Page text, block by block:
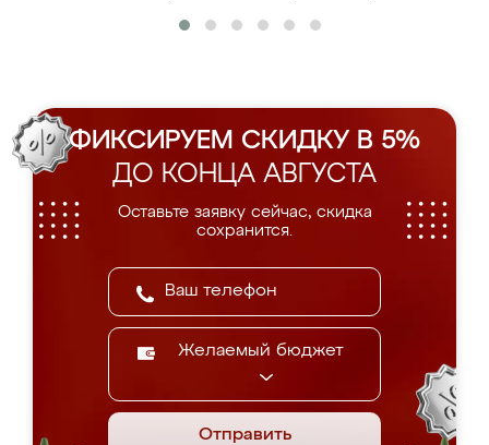
ФИКСИРУЕМ СКИДКУ В 5%
ДО КОНЦА АВГУСТА
Оставьте заявку сейчас, скидка
сохранится.
Желаемый бюджет
Отправить